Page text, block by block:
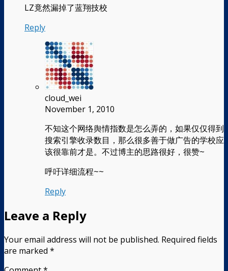
LZ竟然漏掉了蓝翔技校
Reply
cloud_wei
November 1, 2010
不知这个网络舆情指数是怎么弄的，如果仅仅得到
搜索引擎收录数目，那么很多善于做广告的学校应
该很靠前才是。不过博主的思路很好，很赞~
呼吁详细流程~~
Reply
Leave a Reply
Your email address will not be published. Required fields
are marked *